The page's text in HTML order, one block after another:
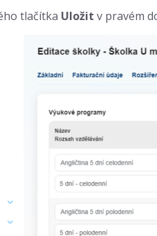
tlačítka Uložit v pravém